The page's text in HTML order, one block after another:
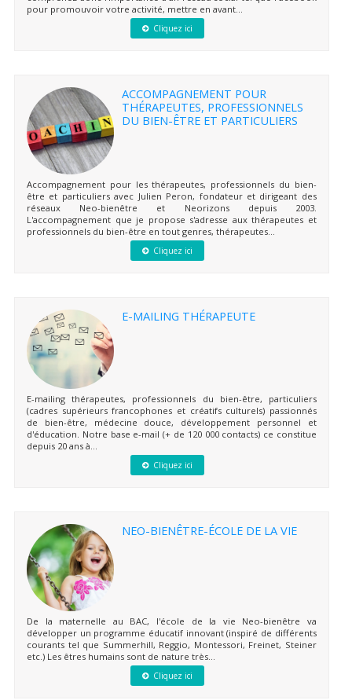
pour promouvoir votre activité, mettre en avant...
Cliquez ici
ACCOMPAGNEMENT POUR
THÉRAPEUTES, PROFESSIONNELS
DU BIEN-ÊTRE ET PARTICULIERS
Accompagnement pour les thérapeutes, professionnels du bien-
être et particuliers avec Julien Peron, fondateur et dirigeant des
réseaux Neo-bienêtre et Neorizons depuis 2003.
L'accompagnement que je propose s'adresse aux thérapeutes et
professionnels du bien-être en tout genres, thérapeutes...
Cliquez ici
E-MAILING THÉRAPEUTE
E-mailing thérapeutes, professionnels du bien-être, particuliers
(cadres supérieurs francophones et créatifs culturels) passionnés
de bien-être, médecine douce, développement personnel et
d'éducation. Notre base e-mail (+ de 120 000 contacts) ce constitue
depuis 20 ans à...
Cliquez ici
NEO-BIENÊTRE-ÉCOLE DE LA VIE
De la maternelle au BAC, l'école de la vie Neo-bienêtre va
développer un programme éducatif innovant (inspiré de différents
courants tel que Summerhill, Reggio, Montessori, Freinet, Steiner
etc.) Les êtres humains sont de nature très...
Cliquez ici